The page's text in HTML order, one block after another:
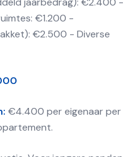
€1.200 -
€2.500 - Diverse
€4.400 per eigenaar per